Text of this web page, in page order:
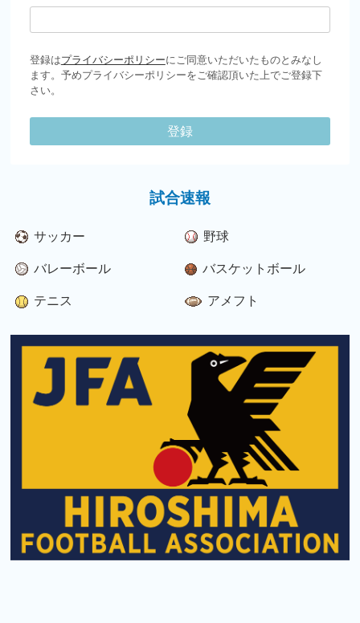
登録はプライバシーポリシーにご同意いただいたものとみなし
ます。予めプライバシーポリシーをご確認頂いた上でご登録下
さい。
登録
試合速報
サッカー 野球
バレーボール バスケットボール
テニス アメフト